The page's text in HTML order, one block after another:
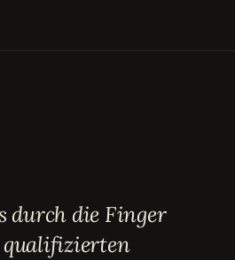
durch die Finger
qualifizierten